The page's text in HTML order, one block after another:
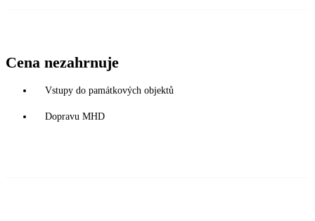
Cena nezahrnuje
Vstupy do památkových objektů
Dopravu MHD